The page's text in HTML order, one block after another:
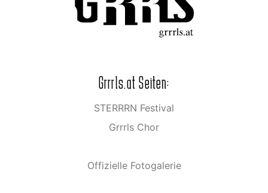
Grrrls.at Seiten:
STERRRN Festival
Grrrls Chor
Offizielle Fotogalerie